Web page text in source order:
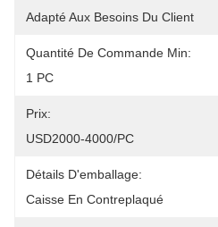
Adapté Aux Besoins Du Client
Quantité De Commande Min:
1 PC
Prix:
USD2000-4000/PC
Détails D'emballage:
Caisse En Contreplaqué